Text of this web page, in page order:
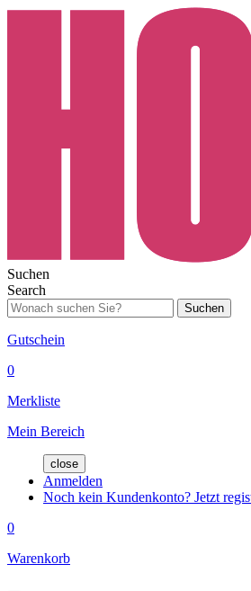
Suchen
Search
Suchen
Gutschein
0
Merkliste
Mein Bereich
close
Anmelden
Noch kein Kundenkonto? Jetzt
0
Warenkorb